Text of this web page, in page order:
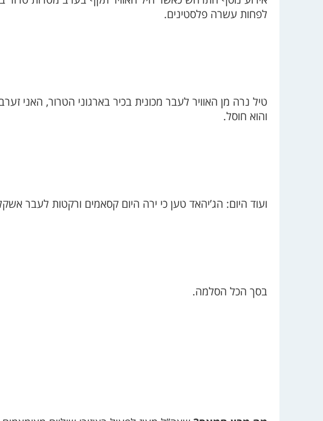
לפחות עשרה פלסטינים.
והוא חוסל.
ועוד היום: הג’יהאד טען כי ירה היום קסאמים ורקטות לעבר
בסך הכל הסלמה.